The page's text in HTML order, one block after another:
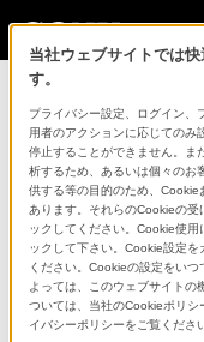
プロフェッ
するサポー
専用窓口のある業
当社ウェブサイトでは
す。
プライバシー設定、ログイン、
用者のアクションに応じてのみ
停止することができません。ま
析するため、あるいは個々のお
供する等の目的のため、Cookie
あります。それらのCookieの
ックしてください。Cookie使
ックして下さい。Cookie設定
ください。Cookieの設定をい
よっては、このウェブサイトの
ついては、当社のCookieポリシ
イバシーポリシーをご覧ください